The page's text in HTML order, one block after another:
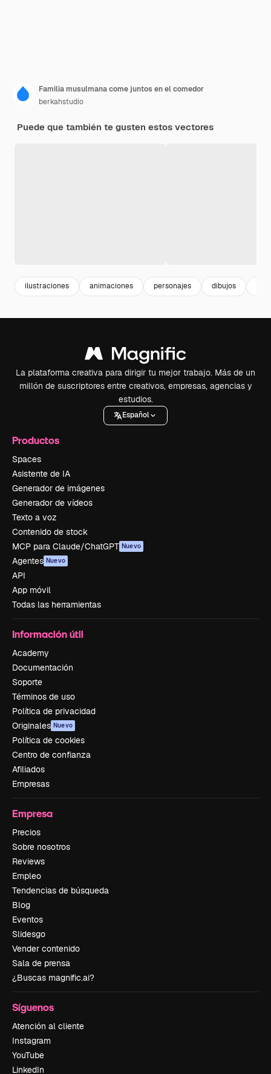
Familia musulmana come juntos en el comedor
berkahstudio
Puede que también te gusten estos vectores
ilustraciones animaciones personajes dibujos
La plataforma creativa para dirigir tu mejor trabajo. Más de un
millón de suscriptores entre creativos, empresas, agencias y
estudios.
Español
Productos
Spaces
Asistente de IA
Generador de imágenes
Generador de vídeos
Texto a voz
Contenido de stock
MCP para Claude/ChatGPT Nuevo
Agentes Nuevo
API
App móvil
Todas las herramientas
Información útil
Academy
Documentación
Soporte
Términos de uso
Política de privacidad
Originales Nuevo
Política de cookies
Centro de confianza
Afiliados
Empresas
Empresa
Precios
Sobre nosotros
Reviews
Empleo
Tendencias de búsqueda
Blog
Eventos
Slidesgo
Vender contenido
Sala de prensa
¿Buscas magnific.ai?
Síguenos
Atención al cliente
Instagram
YouTube
LinkedIn